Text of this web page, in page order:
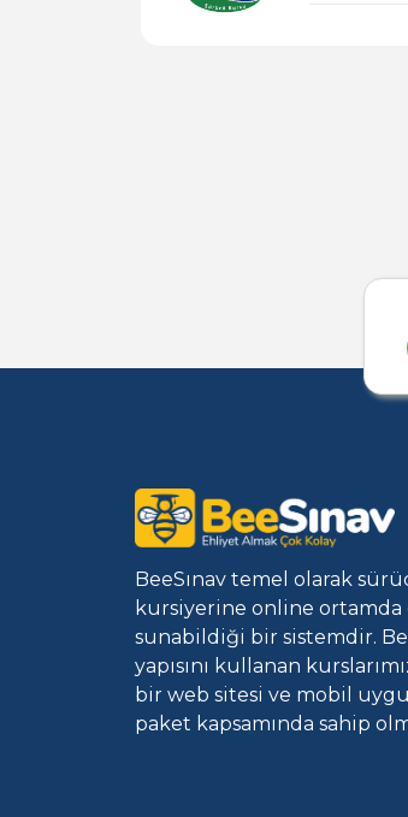
BeeSınav temel olarak
kursiyerine online
sunabildiği bir sistemdir.
yapısını kullanan
bir web sitesi ve mobil
paket kapsamında sahip